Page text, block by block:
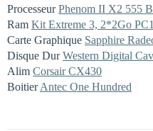
ProcesseurPhenom II X2 555
Ram Kit Extreme 3, 2*2Go
Carte Graphique Sapphire
Disque DurWestern Digital
Alim Corsair CX430
BoitierAntec One Hundred